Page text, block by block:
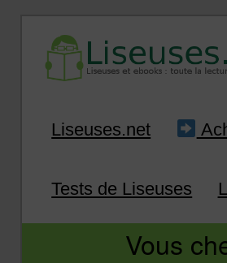
Infos sur
Liseuses.net
Tests de Liseuses
Vous